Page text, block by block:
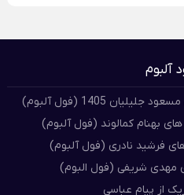
آلبوم
1405 (فول آلبوم)
بهنام کمالوند (فول آلبوم)
فرشید نادری (فول آلبوم)
مهدی شریفی (فول البوم)
از پیام عباسی